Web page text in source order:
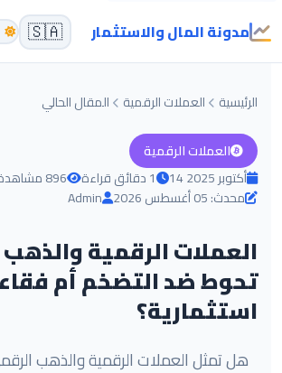
مدونة المال والاستثمار 🇸🇦
الرئيسية العملات الرقمية المقال الحالي
العملات الرقمية
14 أكتوبر 2025
1 دقائق قراءة
896 مشاهدة
محدث: 05 أغسطس 2026
Admin
العملات الرقمية
تحوط ضد التضخم أم
استثمارية؟
هل تمثل العملات الرقمية والذهب